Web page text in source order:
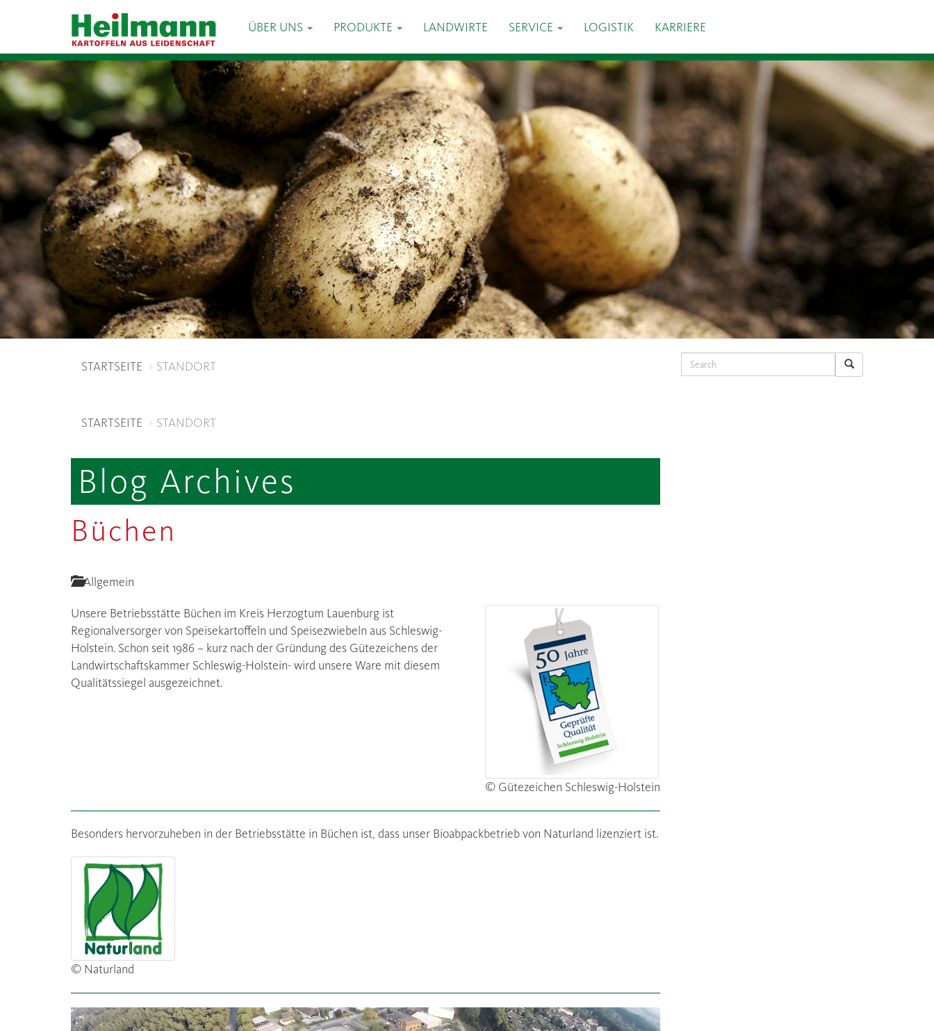
ÜBER UNS PRODUKTE LANDWIRTE SERVICE LOGISTIK KARRIERE
STARTSEITE STANDORT Search
STARTSEITE STANDORT
Blog Archives
Büchen
Allgemein
© Gütezeichen Schleswig-Holstein
Unsere Betriebsstätte Büchen im Kreis Herzogtum Lauenburg ist
Regionalversorger von Speisekartoffeln und Speisezwiebeln aus Schleswig-
Holstein. Schon seit 1986 – kurz nach der Gründung des Gütezeichens der
Landwirtschaftskammer Schleswig-Holstein- wird unsere Ware mit diesem
Qualitätssiegel ausgezeichnet.
Besonders hervorzuheben in der Betriebsstätte in Büchen ist, dass unser Bioabpackbetrieb von Naturland lizenziert ist.
© Naturland